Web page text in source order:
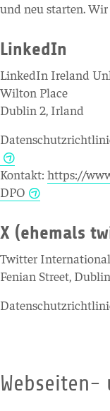
und neu starten.
LinkedIn
LinkedIn Ireland
Wilton Place
Dublin 2, Irland
Kontakt: https://
DPO
X (ehemals
Twitter International
Fenian Street,
Webseiten-